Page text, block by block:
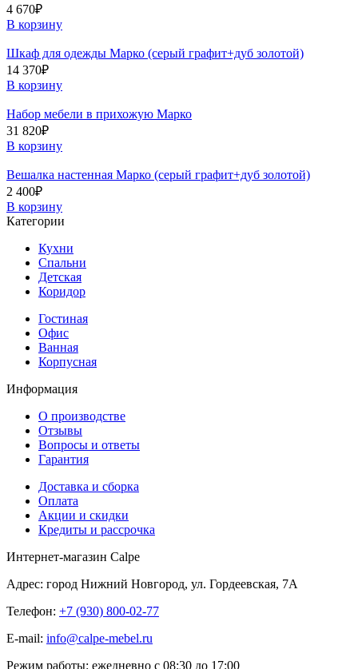
4 670₽
В корзину
Шкаф для одежды Марко (серый графит+дуб золотой)
14 370₽
В корзину
Набор мебели в прихожую Марко
31 820₽
В корзину
Вешалка настенная Марко (серый графит+дуб золотой)
2 400₽
В корзину
Категории
Кухни
Спальни
Детская
Коридор
Гостиная
Офис
Ванная
Корпусная
Информация
О производстве
Отзывы
Вопросы и ответы
Гарантия
Доставка и сборка
Оплата
Акции и скидки
Кредиты и рассрочка
Интернет-магазин Calpe
Адрес: город Нижний Новгород, ул. Гордеевская, 7А
Телефон: +7 (930) 800-02-77
E-mail: info@calpe-mebel.ru
Режим работы: ежедневно с 08:30 до 17:00